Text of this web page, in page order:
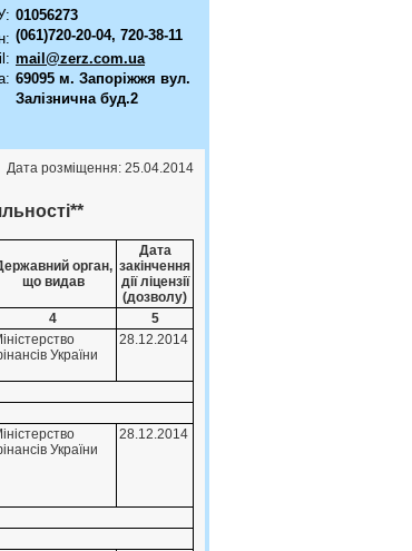
01056273
(061)720-20-04, 720-38-11
mail@zerz.com.ua
69095 м. Запоріжжя вул.
Залізнична буд.2
Дата розміщення: 25.04.2014
орган,
що видав
Дата
закінчення
дії ліцензії
(дозволу)
4
5
України
28.12.2014
України
28.12.2014